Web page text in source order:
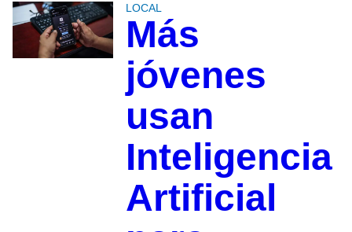
LOCAL
Más
jóvenes
usan
Inteligencia
Artificial